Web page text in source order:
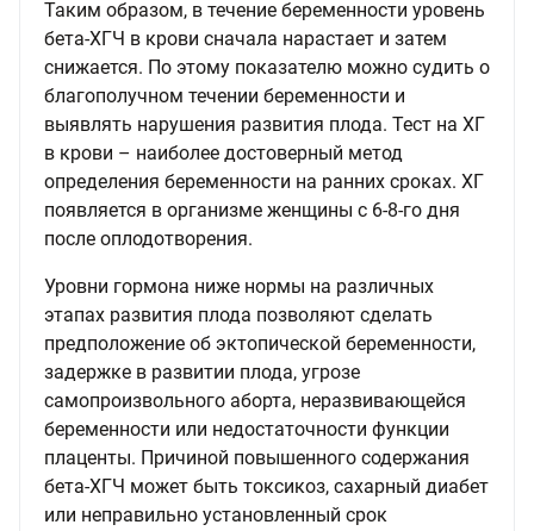
Таким образом, в течение беременности уровень
бета-ХГЧ в крови сначала нарастает и затем
снижается. По этому показателю можно судить о
благополучном течении беременности и
выявлять нарушения развития плода. Тест на ХГ
в крови – наиболее достоверный метод
определения беременности на ранних сроках. ХГ
появляется в организме женщины c 6-8-го дня
после оплодотворения.
Уровни гормона ниже нормы на различных
этапах развития плода позволяют сделать
предположение об эктопической беременности,
задержке в развитии плода, угрозе
самопроизвольного аборта, неразвивающейся
беременности или недостаточности функции
плаценты. Причиной повышенного содержания
бета-ХГЧ может быть токсикоз, сахарный диабет
или неправильно установленный срок